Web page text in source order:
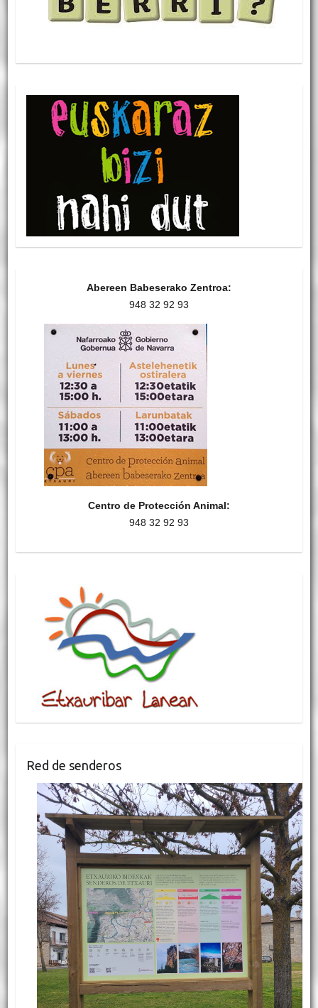
Abereen Babeserako Zentroa:
948 32 92 93
Centro de Protección Animal:
948 32 92 93
Red de senderos